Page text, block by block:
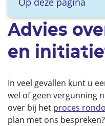
Advies
en
In veel gevallen kunt u
wel of geen vergunning
over bij het proces
plan met ons